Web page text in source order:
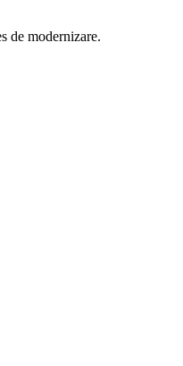
de modernizare.